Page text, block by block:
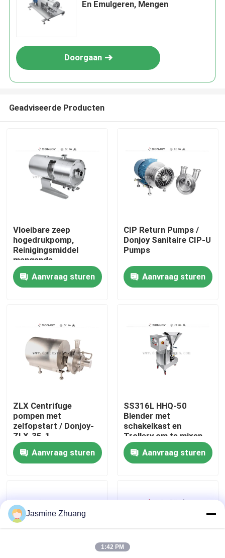
Thuis
video's
Over ons
Kwaliteitscontrole
NEEM CONTACT MET ONS OP
Offerte Aanvragen
Sanitaire Diafragmaklep
En Emulgeren, Mengen
Doorgaan
Geadviseerde Producten
Vloeibare zeep
hogedrukpomp,
Reinigingsmiddel
mengende
roestvrijstalen multil
homogene pompen
Aanvraag sturen
CIP Return Pumps /
Donjoy Sanitaire CIP-U
Pumps
Aanvraag sturen
ZLX Centrifuge
pompen met
zelfopstart / Donjoy-
ZLX-35-1
Aanvraag sturen
SS316L HHQ-50
Blender met
schakelkast en
Trollery om te mixen
Aanvraag sturen
Jasmine Zhuang
1:42 PM